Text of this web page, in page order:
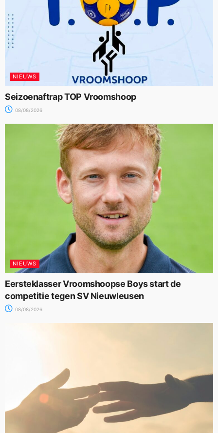
NIEUWS
Seizoenaftrap TOP Vroomshoop
08/08/2026
NIEUWS
Eersteklasser Vroomshoopse Boys start de
competitie tegen SV Nieuwleusen
08/08/2026